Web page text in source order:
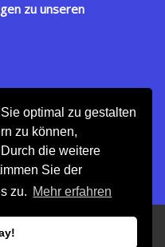
optimal zu gestalten
zu können,
die weitere
Sie der
zu. Mehr erfahren
zu unseren
| Theme by